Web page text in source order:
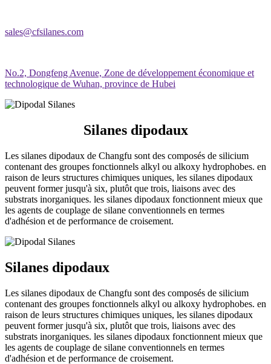
sales@cfsilanes.com
No.2, Dongfeng Avenue, Zone de développement économique et
technologique de Wuhan, province de Hubei
Silanes dipodaux
Les silanes dipodaux de Changfu sont des composés de silicium
contenant des groupes fonctionnels alkyl ou alkoxy hydrophobes. en
raison de leurs structures chimiques uniques, les silanes dipodaux
peuvent former jusqu'à six, plutôt que trois, liaisons avec des
substrats inorganiques. les silanes dipodaux fonctionnent mieux que
les agents de couplage de silane conventionnels en termes
d'adhésion et de performance de croisement.
Silanes dipodaux
Les silanes dipodaux de Changfu sont des composés de silicium
contenant des groupes fonctionnels alkyl ou alkoxy hydrophobes. en
raison de leurs structures chimiques uniques, les silanes dipodaux
peuvent former jusqu'à six, plutôt que trois, liaisons avec des
substrats inorganiques. les silanes dipodaux fonctionnent mieux que
les agents de couplage de silane conventionnels en termes
d'adhésion et de performance de croisement.